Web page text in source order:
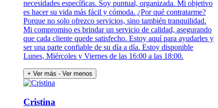
necesidades específicas. Soy puntual, organizada. Mi objetivo
es hacer su vida más fácil y cómoda. ¿Por qué contratarme?
Porque no solo ofrezco servicios, sino también tranquilidad.
Mi compromiso es brindar un servicio de calidad, asegurando
que cada cliente quede satisfecho. Estoy aquí para ayudarles y
ser una parte confiable de su día a día. Estoy disponible
Lunes, Miércoles y Viernes de las 16:00 a las 18:00.
+ Ver más - Ver menos
Cristina